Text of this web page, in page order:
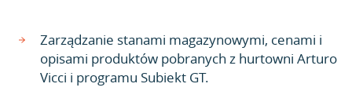
Zarządzanie stanami magazynowymi, cenami i
opisami produktów pobranych z hurtowni Arturo
Vicci i programu Subiekt GT.